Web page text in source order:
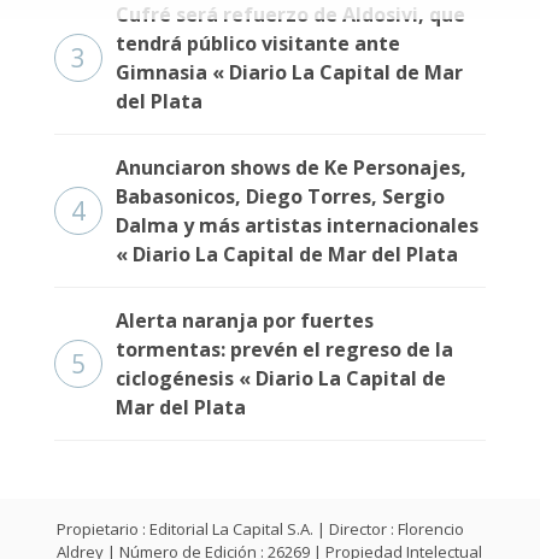
Fúnebres
3
Cufré será refuerzo de Aldosivi, que
tendrá público visitante ante
Gimnasia « Diario La Capital de Mar
del Plata
4
Anunciaron shows de Ke Personajes,
Babasonicos, Diego Torres, Sergio
Dalma y más artistas internacionales
« Diario La Capital de Mar del Plata
5
Alerta naranja por fuertes
tormentas: prevén el regreso de la
ciclogénesis « Diario La Capital de
Mar del Plata
Propietario : Editorial La Capital S.A. | Director : Florencio
Aldrey | Número de Edición : 26269 | Propiedad Intelectual